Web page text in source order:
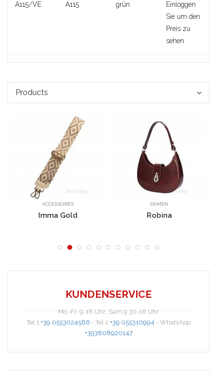
A1555B
A115/VE A115 grün
Einloggen
Sie um den
Preis zu
sehen
Products
ACCESSOIRES
Imma Gold
DAMEN
Robina
KUNDENSERVICE
Mo.-Fr. 9-18 Uhr; Sam 9:30-16 Uhr
Tel 1 +39 0553024566 - Tel 2 +39 055310994 - WhatsApp
+393808920147